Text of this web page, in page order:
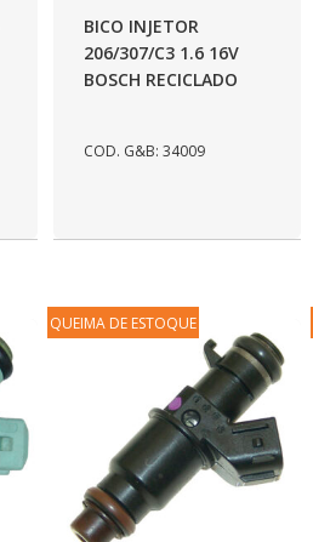
BICO INJETOR
206/307/C3 1.6 16V
BOSCH RECICLADO
COD. G&B: 34009
QUEIMA DE ESTOQUE